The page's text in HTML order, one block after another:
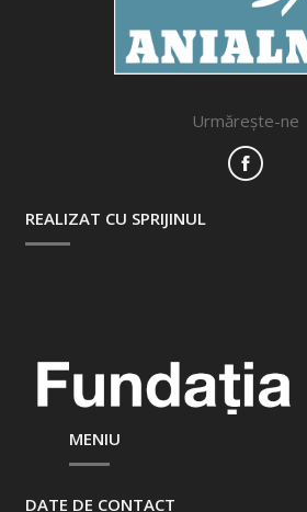
Urmărește-ne
REALIZAT CU SPRIJINUL
MENIU
DATE DE CONTACT